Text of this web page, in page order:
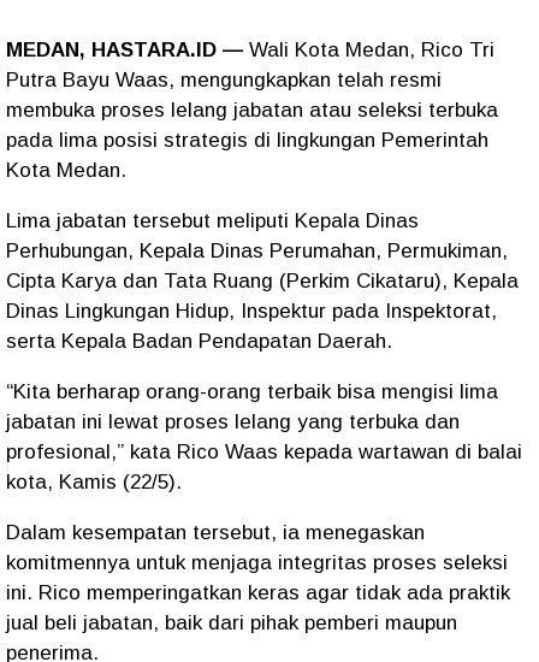
MEDAN, HASTARA.ID — Wali Kota Medan, Rico Tri
Putra Bayu Waas, mengungkapkan telah resmi
membuka proses lelang jabatan atau seleksi terbuka
pada lima posisi strategis di lingkungan Pemerintah
Kota Medan.
Lima jabatan tersebut meliputi Kepala Dinas
Perhubungan, Kepala Dinas Perumahan, Permukiman,
Cipta Karya dan Tata Ruang (Perkim Cikataru), Kepala
Dinas Lingkungan Hidup, Inspektur pada Inspektorat,
serta Kepala Badan Pendapatan Daerah.
“Kita berharap orang-orang terbaik bisa mengisi lima
jabatan ini lewat proses lelang yang terbuka dan
profesional,” kata Rico Waas kepada wartawan di balai
kota, Kamis (22/5).
Dalam kesempatan tersebut, ia menegaskan
komitmennya untuk menjaga integritas proses seleksi
ini. Rico memperingatkan keras agar tidak ada praktik
jual beli jabatan, baik dari pihak pemberi maupun
penerima.